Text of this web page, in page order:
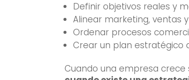
Definir objetivos reales y
Alinear marketing, ventas
Ordenar procesos
Crear un plan estratégico
Cuando una empresa crece